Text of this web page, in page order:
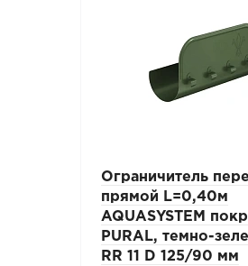
Ограничитель
прямой L=0,40м
AQUASYSTEM
PURAL, темно-
RR 11 D 125/90 мм